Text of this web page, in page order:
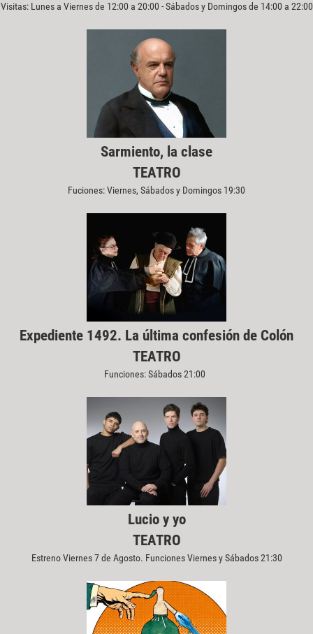
Visitas: Lunes a Viernes de 12:00 a 20:00 - Sábados y Domingos de 14:00 a 22:00
Sarmiento, la clase
TEATRO
Fuciones: Viernes, Sábados y Domingos 19:30
Expediente 1492. La última confesión de Colón
TEATRO
Funciones: Sábados 21:00
Lucio y yo
TEATRO
Estreno Viernes 7 de Agosto. Funciones Viernes y Sábados 21:30